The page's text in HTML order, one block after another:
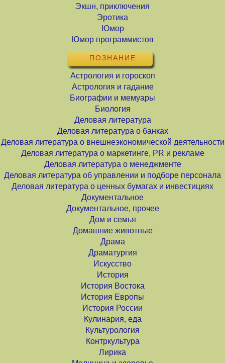
Экшн, приключения
Эротика
Юмор
Юмор программистов
ПОЗНАНИЕ
Астрология и гороскоп
Астрология и гадание
Биографии и мемуары
Биология
Деловая литература
Деловая литература о банках
Деловая литература о внешнеэкономической деятельности
Деловая литература о маркетинге, PR и рекламе
Деловая литература о менеджменте
Деловая литература об управлении и подборе персонала
Деловая литература о ценных бумагах и инвестициях
Документальное
Документальное, прочее
Дом и семья
Домашние животные
Драма
Драматургия
Искусство
История
История Востока
История Европы
История России
Кулинария, еда
Культурология
Контркультура
Лирика